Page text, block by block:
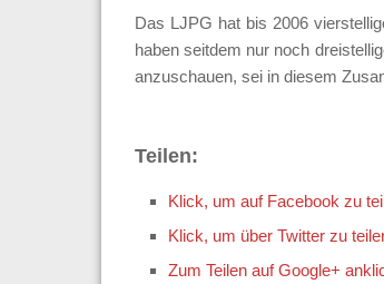
Das LJPG hat bis 2006
haben seitdem nur noch
anzuschauen, sei in diesem
Teilen:
Klick, um auf Facebook zu
Klick, um über Twitter zu
Zum Teilen auf Google+